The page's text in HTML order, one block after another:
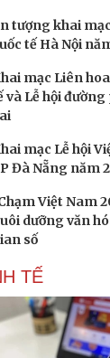
tượng khai
tế Hà Nội
mạc Liên
và Lễ hội
mạc Lễ hội
Đà Nẵng năm
Việt Nam
dưỡng văn
số
TẾ